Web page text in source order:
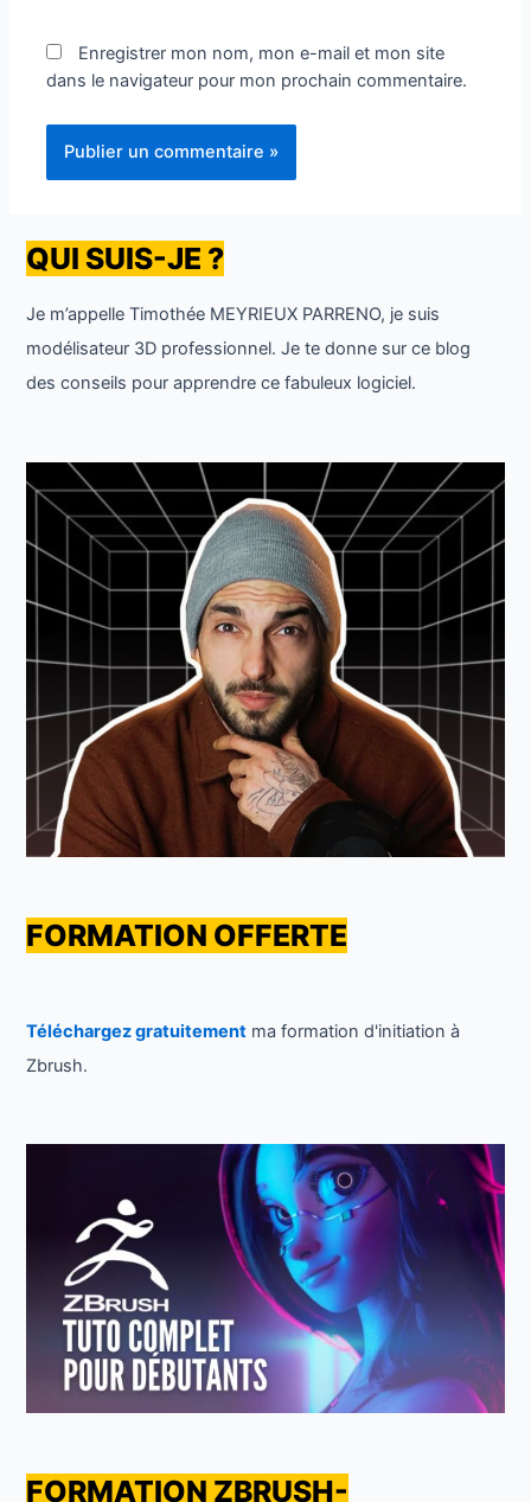
Enregistrer mon nom, mon e-mail et mon site
dans le navigateur pour mon prochain commentaire.
QUI SUIS-JE ?
Je m’appelle Timothée MEYRIEUX PARRENO, je suis
modélisateur 3D professionnel. Je te donne sur ce blog
des conseils pour apprendre ce fabuleux logiciel.
FORMATION OFFERTE
Téléchargez gratuitement ma formation d'initiation à
Zbrush.
FORMATION ZBRUSH-